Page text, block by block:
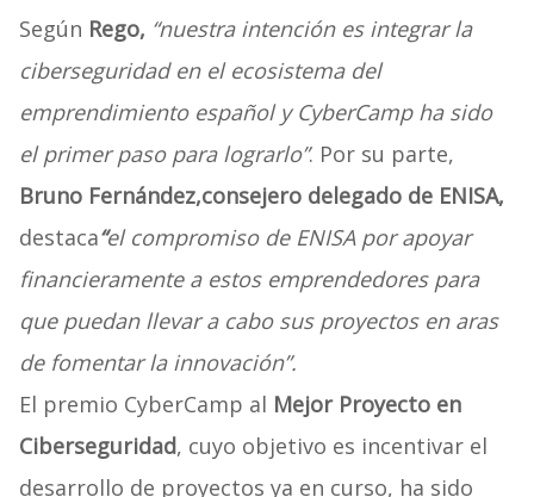
Según Rego, “nuestra intención es integrar la
ciberseguridad en el ecosistema del
emprendimiento español y CyberCamp ha sido
el primer paso para lograrlo”. Por su parte,
Bruno Fernández,consejero delegado de ENISA,
destaca“el compromiso de ENISA por apoyar
financieramente a estos emprendedores para
que puedan llevar a cabo sus proyectos en aras
de fomentar la innovación”.
El premio CyberCamp al Mejor Proyecto en
Ciberseguridad, cuyo objetivo es incentivar el
desarrollo de proyectos ya en curso, ha sido